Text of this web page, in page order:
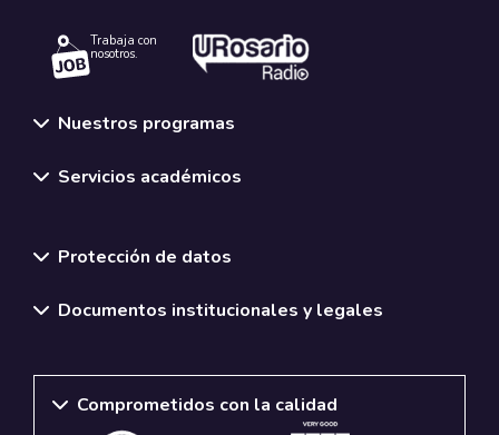
Trabaja con
nosotros.
Nuestros programas
Servicios académicos
Protección de datos
Documentos institucionales y legales
Comprometidos con la calidad